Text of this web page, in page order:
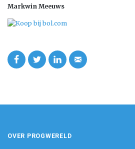
Markwin Meeuws
OVER PROGWERELD